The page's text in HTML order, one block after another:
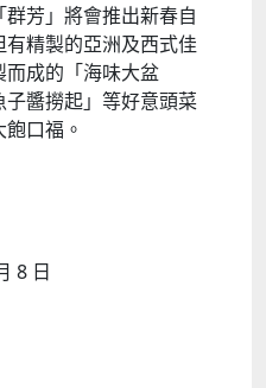
芳」將會推出新春自
精製的亞洲及西式佳
成的「海味大盆
醬撈起」等好意頭菜
口福。
8 日